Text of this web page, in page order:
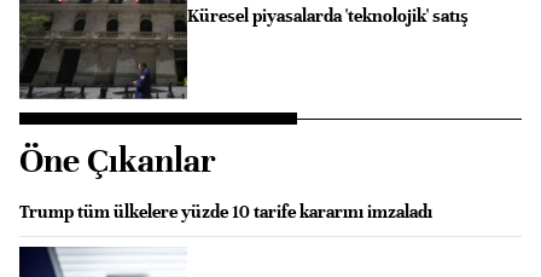
Küresel piyasalarda 'teknolojik' satış
Öne Çıkanlar
Trump tüm ülkelere yüzde 10 tarife kararını imzaladı